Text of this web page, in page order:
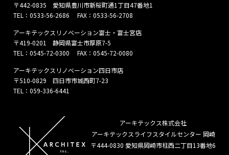
〒442-0835 愛知県豊川市新桜町通1丁目47番地1
TEL： 0533-56-2686 FAX：0533-56-2708
アーキテックスリノベーション富士・富士宮店
〒419-0201 静岡県富士市厚原7-5
TEL： 0545-72-0300 FAX：0545-72-0080
アーキテックスリノベーション四日市店
〒510-0829 四日市市城西町7-23
TEL： 059-336-6441
アーキテックス株式会社
アーキテックスライフスタイルセンター 岡崎
〒444-0830 愛知県岡崎市柱西二丁目13番地6